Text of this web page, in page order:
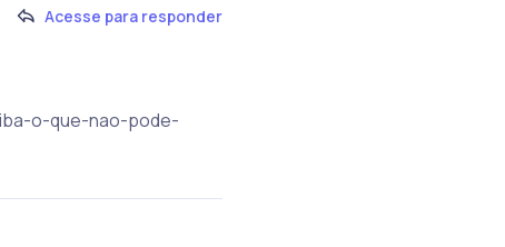
Acesse para responder
o-que-nao-pode-